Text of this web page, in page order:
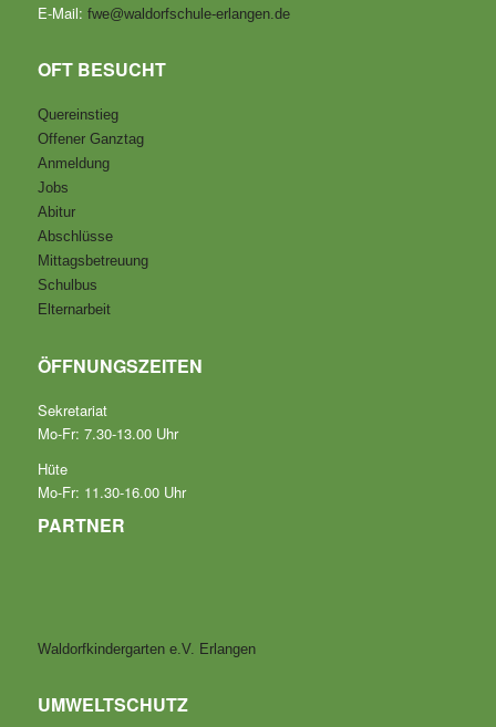
E-Mail: fwe@waldorfschule-erlangen.de
OFT BESUCHT
Quereinstieg
Offener Ganztag
Anmeldung
Jobs
Abitur
Abschlüsse
Mittagsbetreuung
Schulbus
Elternarbeit
ÖFFNUNGSZEITEN
Sekretariat
Mo-Fr: 7.30-13.00 Uhr
Hüte
Mo-Fr: 11.30-16.00 Uhr
PARTNER
Waldorfkindergarten e.V. Erlangen
UMWELTSCHUTZ